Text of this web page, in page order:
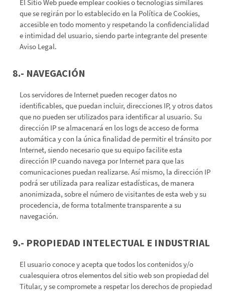
El Sitio Web puede emplear cookies o tecnologías similares
que se regirán por lo establecido en la Política de Cookies,
accesible en todo momento y respetando la confidencialidad
e intimidad del usuario, siendo parte integrante del presente
Aviso Legal.
8.- NAVEGACIÓN
Los servidores de Internet pueden recoger datos no
identificables, que puedan incluir, direcciones IP, y otros datos
que no pueden ser utilizados para identificar al usuario. Su
dirección IP se almacenará en los logs de acceso de forma
automática y con la única finalidad de permitir el tránsito por
Internet, siendo necesario que su equipo facilite esta
dirección IP cuando navega por Internet para que las
comunicaciones puedan realizarse. Así mismo, la dirección IP
podrá ser utilizada para realizar estadísticas, de manera
anonimizada, sobre el número de visitantes de esta web y su
procedencia, de forma totalmente transparente a su
navegación.
9.- PROPIEDAD INTELECTUAL E INDUSTRIAL
El usuario conoce y acepta que todos los contenidos y/o
cualesquiera otros elementos del sitio web son propiedad del
Titular, y se compromete a respetar los derechos de propiedad